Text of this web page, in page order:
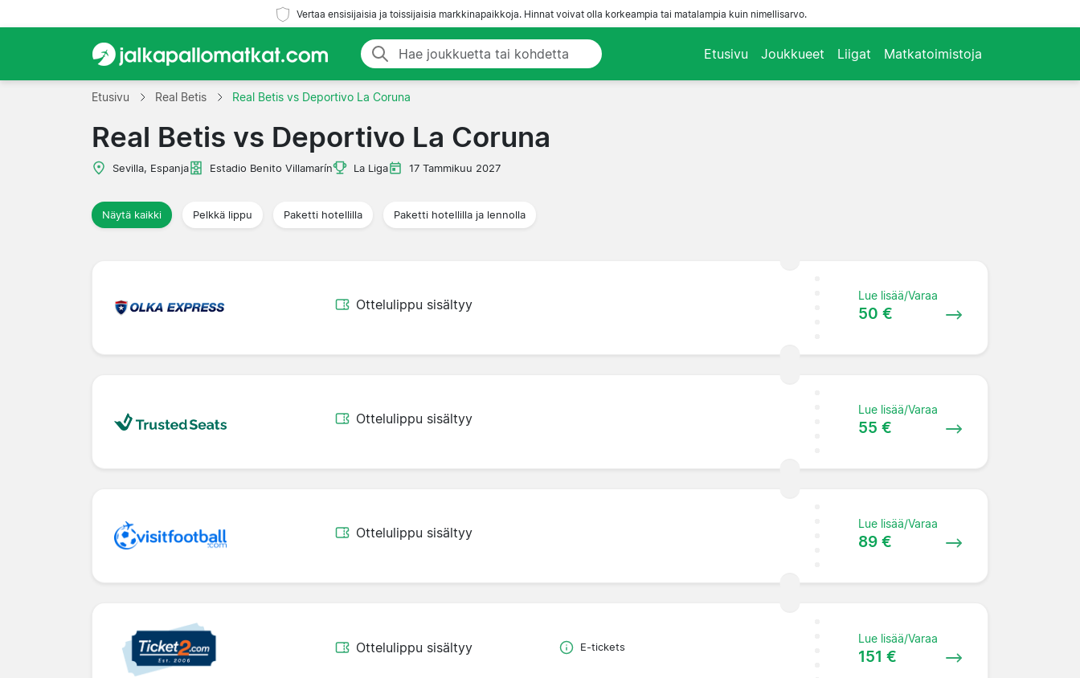
Vertaa ensisijaisia ja toissijaisia markkinapaikkoja. Hinnat voivat olla korkeampia tai matalampia kuin nimellisarvo.
Etusivu Joukkueet Liigat Matkatoimistoja
Etusivu Real Betis Real Betis vs Deportivo La Coruna
Real Betis vs Deportivo La Coruna
Sevilla, Espanja Estadio Benito Villamarín La Liga 17 Tammikuu 2027
Näytä kaikki Pelkkä lippu Paketti hotellilla Paketti hotellilla ja lennolla
Ottelulippu sisältyy
Lue lisää/Varaa
50 €
Ottelulippu sisältyy
Lue lisää/Varaa
55 €
Ottelulippu sisältyy
Lue lisää/Varaa
89 €
Ottelulippu sisältyy E-tickets
Lue lisää/Varaa
151 €